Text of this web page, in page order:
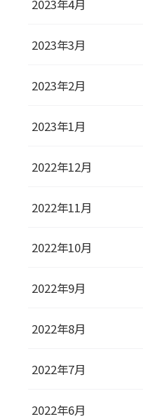
2023年4月
2023年3月
2023年2月
2023年1月
2022年12月
2022年11月
2022年10月
2022年9月
2022年8月
2022年7月
2022年6月